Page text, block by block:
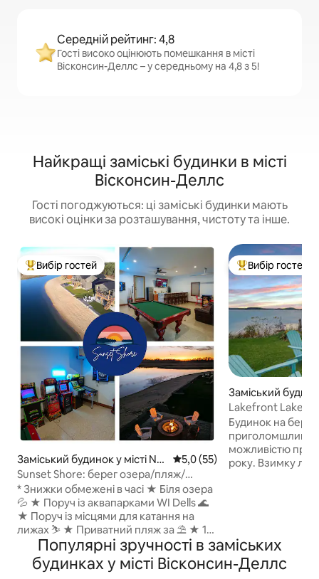
Середній рейтинг: 4,8
Гості високо оцінюють помешкання в місті
Вісконсин-Деллс – у середньому на 4,8 з 5!
Найкращі заміські будинки в місті
Вісконсин-Деллс
Гості погоджуються: ці заміські будинки мають
високі оцінки за розташування, чистоту та інше.
Топ вибір гостей
Вибір гостей
Заміський будинок у місті Ne
w Lisbon
Середня оцінка: 5,0 з 5,
5,0 (55)
Sunset Shore: берег озера/пляж/
аркада/джакузі/масаж
* Знижки обмежені в часі ★ Біля озера
💦 ★ Поруч із аквапарками WI Dells 🌊
★ Поруч із місцями для катання на
лижах ⛷ ★ Приватний пляж за ⛱️ ★ 10
кроків до пляжу ★ Гараж: опалення/
охолодження Стіл ★ для басейну 🎱
Darts 🎯 🎮 Arcade 75-дюймовий
Топ вибір гостей
Вибір гостей
Заміський
rrimac
Lakefront Lake
дивовижним
Будинок на
можливістю
року. Взимку
3 спальнями/2,5
спальним
зручностями та
Популярні зручності в заміських
будинках у місті Вісконсин-Деллс